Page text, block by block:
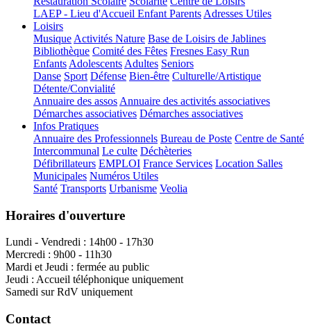
LAEP - Lieu d'Accueil Enfant Parents Adresses Utiles
Loisirs
Musique Activités Nature Base de Loisirs de Jablines
Bibliothèque Comité des Fêtes Fresnes Easy Run
Enfants Adolescents Adultes Seniors
Danse Sport Défense Bien-être Culturelle/Artistique
Détente/Convialité
Annuaire des assos Annuaire des activités associatives
Démarches associatives Démarches associatives
Infos Pratiques
Annuaire des Professionnels Bureau de Poste Centre de Santé
Intercommunal Le culte Déchèteries
Défibrillateurs EMPLOI France Services Location Salles
Municipales Numéros Utiles
Santé Transports Urbanisme Veolia
Horaires d'ouverture
Lundi - Vendredi : 14h00 - 17h30
Mercredi : 9h00 - 11h30
Mardi et Jeudi : fermée au public
Jeudi : Accueil téléphonique uniquement
Samedi sur RdV uniquement
Contact